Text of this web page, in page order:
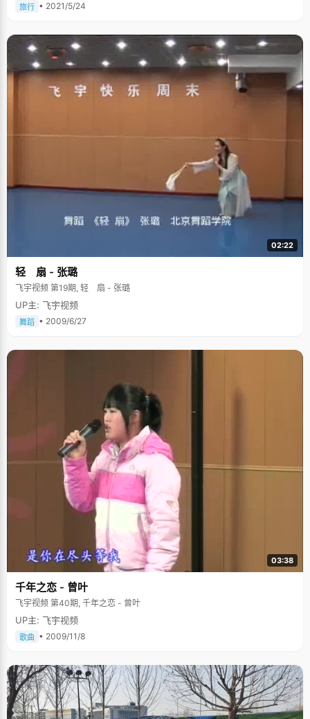
旅行 • 2021/5/24
02:22
轻 扇 - 张璐
飞宇视频 第19期, 轻 扇 - 张璐
UP主: 飞宇视频
舞蹈 • 2009/6/27
03:38
千年之恋 - 曾叶
飞宇视频 第40期, 千年之恋 - 曾叶
UP主: 飞宇视频
歌曲 • 2009/11/8